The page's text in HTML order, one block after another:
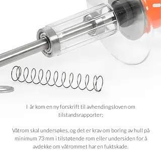
I år kom en ny forskrift til avhendingsloven om
tilstandsrapporter;
Våtrom skal undersøkes, og det er krav om boring av hull på
minimum 73 mm i tilstøtende rom eller undersiden for å
avdekke om våtrommet har en fuktskade.